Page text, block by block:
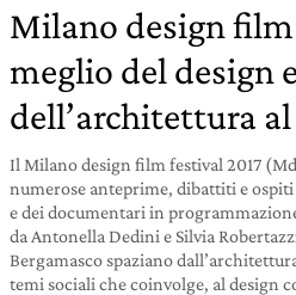
Milano design
meglio del design e
dell’architettura
Il Milano design film festival 2017
numerose anteprime, dibattiti e
e dei documentari in
da Antonella Dedini e Silvia
Bergamasco spaziano
temi sociali che coinvolge, al design